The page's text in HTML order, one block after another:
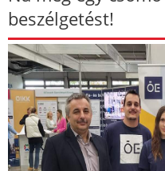
beszélgetést!